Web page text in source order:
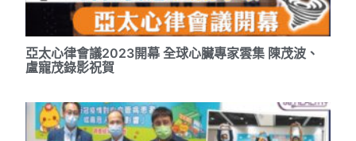
亞太心律會議2023開幕 全球心臟專家雲集 陳茂波、
盧寵茂錄影祝賀